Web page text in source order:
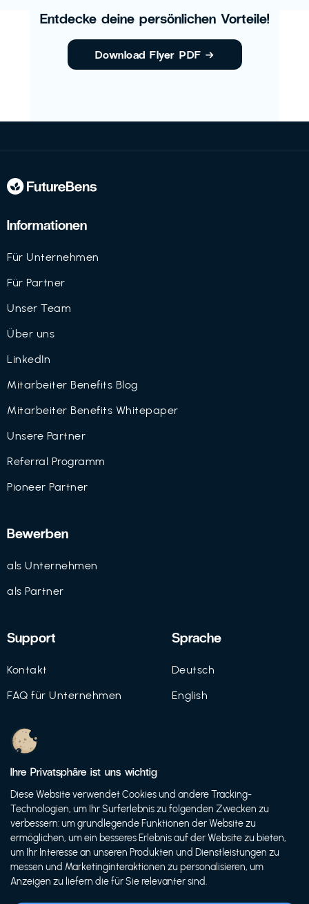
Entdecke deine persönlichen Vorteile!
Download Flyer PDF →
Informationen
Für Unternehmen
Für Partner
Unser Team
Über uns
LinkedIn
Mitarbeiter Benefits Blog
Mitarbeiter Benefits Whitepaper
Unsere Partner
Referral Programm
Pioneer Partner
Bewerben
als Unternehmen
als Partner
Support
Kontakt
FAQ für Unternehmen
Datenschutz
Nutzungsbedingungen
Sprache
Deutsch
English
© 2021 FutureBens GmbH
Ihre Privatsphäre ist uns wichtig
Diese Website verwendet Cookies und andere Tracking-
Technologien, um Ihr Surferlebnis zu folgenden Zwecken zu
verbessern: um grundlegende Funktionen der Website zu
ermöglichen, um ein besseres Erlebnis auf der Website zu bieten,
um Ihr Interesse an unseren Produkten und Dienstleistungen zu
messen und Marketinginteraktionen zu personalisieren, um
Anzeigen zu liefern die für Sie relevanter sind.